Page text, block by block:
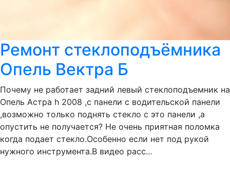
Ремонт стеклоподъёмника
Опель Вектра Б
Почему не работает задний левый стеклоподъемник на
Опель Астра h 2008 ,с панели с водительской панели
,возможно только поднять стекло с это панели ,а
опустить не получается? Не очень приятная поломка
когда подает стекло.Особенно если нет под рукой
нужного инструмента.В видео расс...